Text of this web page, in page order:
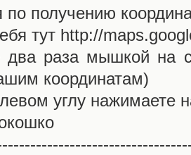
по получению
тут http://
два раза мышкой на
координатам)
углу нажимаете